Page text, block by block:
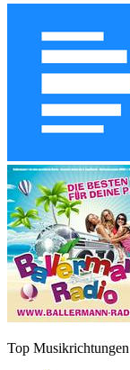
Top Musikrichtungen